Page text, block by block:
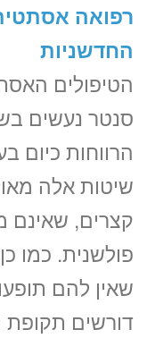
רפואה
החדשניות
הטיפולים
סנטר נעשים
הרווחות כיום
שיטות אלה
קצרים, שאינם
פולשנית. כמו
שאין להם
דורשים